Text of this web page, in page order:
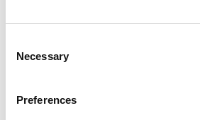
Selection
Necessary
Preferences